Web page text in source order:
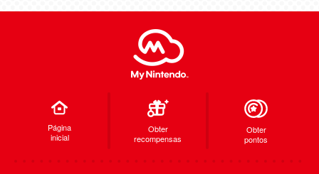
Página
inicial
Obter
recompensas
Obter
pontos